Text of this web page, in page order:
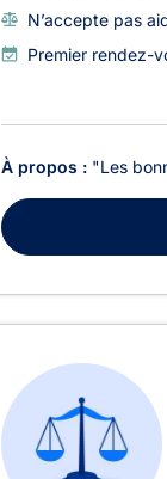
N’accepte pas
Premier rendez-
À propos : "Les